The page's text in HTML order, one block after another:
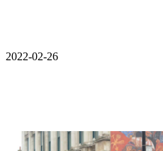
2022-02-26